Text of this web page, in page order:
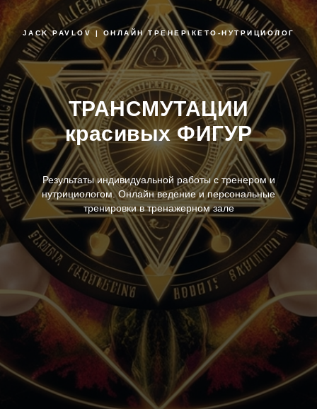
JACK PAVLOV | ОНЛАЙН ТРЕНЕР\КЕТО-НУТРИЦИОЛОГ
ТРАНСМУТАЦИИ
красивых ФИГУР
Результаты индивидуальной работы с тренером и
нутрициологом. Онлайн ведение и персональные
тренировки в тренажерном зале